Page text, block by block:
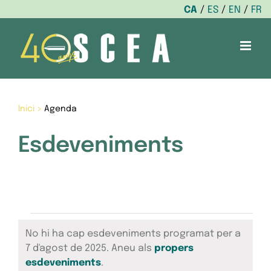
CA ES EN
FR
content
Inici> Agenda
Esdeveniments
Esdeveniments
del
No hi ha cap esdeveniments programat per a
7 d'agost de 2025. Aneu als propers
esdeveniments.